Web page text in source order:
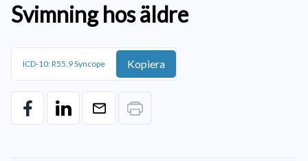
Svimning hos äldre
ICD-10: R55.9 Syncope Kopiera